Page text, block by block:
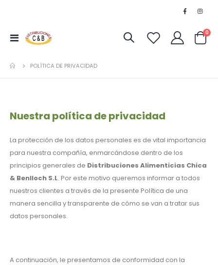
Toggle
Cart
0
POLÍTICA DE PRIVACIDAD
Nuestra política de privacidad
La protección de los datos personales es de vital importancia
para nuestra compañía, enmarcándose dentro de los
principios generales de Distribuciones Alimenticias Chica
& Benlloch S.L. Por este motivo queremos informar a todos
nuestros clientes a través de la presente Política de una
manera sencilla y transparente de cómo se van a tratar sus
datos personales.
A continuación, le presentamos de conformidad con la